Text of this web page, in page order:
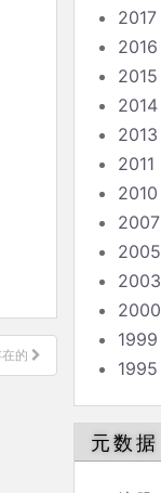
的
2017
2016
2015
2014
2013
2011
2010
2007
2005
2003
2000
1999
1995
元数据